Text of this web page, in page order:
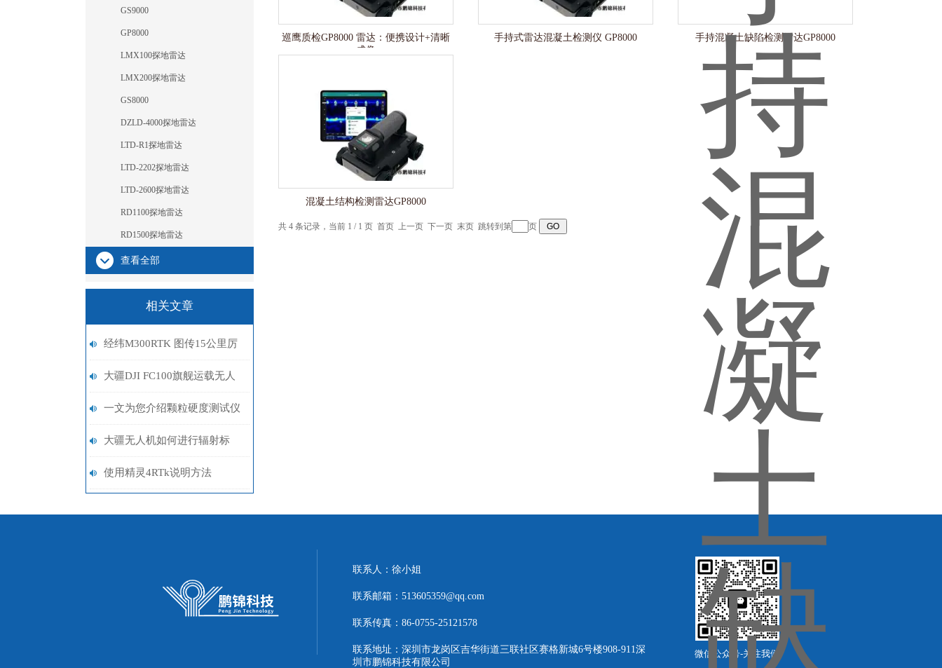
GS9000
GP8000
LMX100探地雷达
LMX200探地雷达
GS8000
DZLD-4000探地雷达
LTD-R1探地雷达
LTD-2202探地雷达
LTD-2600探地雷达
RD1100探地雷达
RD1500探地雷达
查看全部
相关文章
经纬M300RTK 图传15公里厉
害吗？
大疆DJI FC100旗舰运载无人
机
一文为您介绍颗粒硬度测试仪
的测试原理
大疆无人机如何进行辐射标
定？
使用精灵4RTk说明方法
巡鹰质检GP8000 雷达：便携设计+清晰
成像
手持式雷达混凝土检测仪 GP8000 手持混凝土缺陷检测雷达GP8000
混凝土结构检测雷达GP8000
共 4 条记录，当前 1 / 1 页 首页 上一页 下一页 末页 跳转到第 页
联系人：徐小姐
联系邮箱：513605359@qq.com
联系传真：86-0755-25121578
联系地址：深圳市龙岗区吉华街道三联社区赛格新城6号楼908-911深
圳市鹏锦科技有限公司
微信公众号-关注我们